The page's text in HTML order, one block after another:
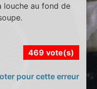
louche au fond de
469 vote(s)
pour cette erreur